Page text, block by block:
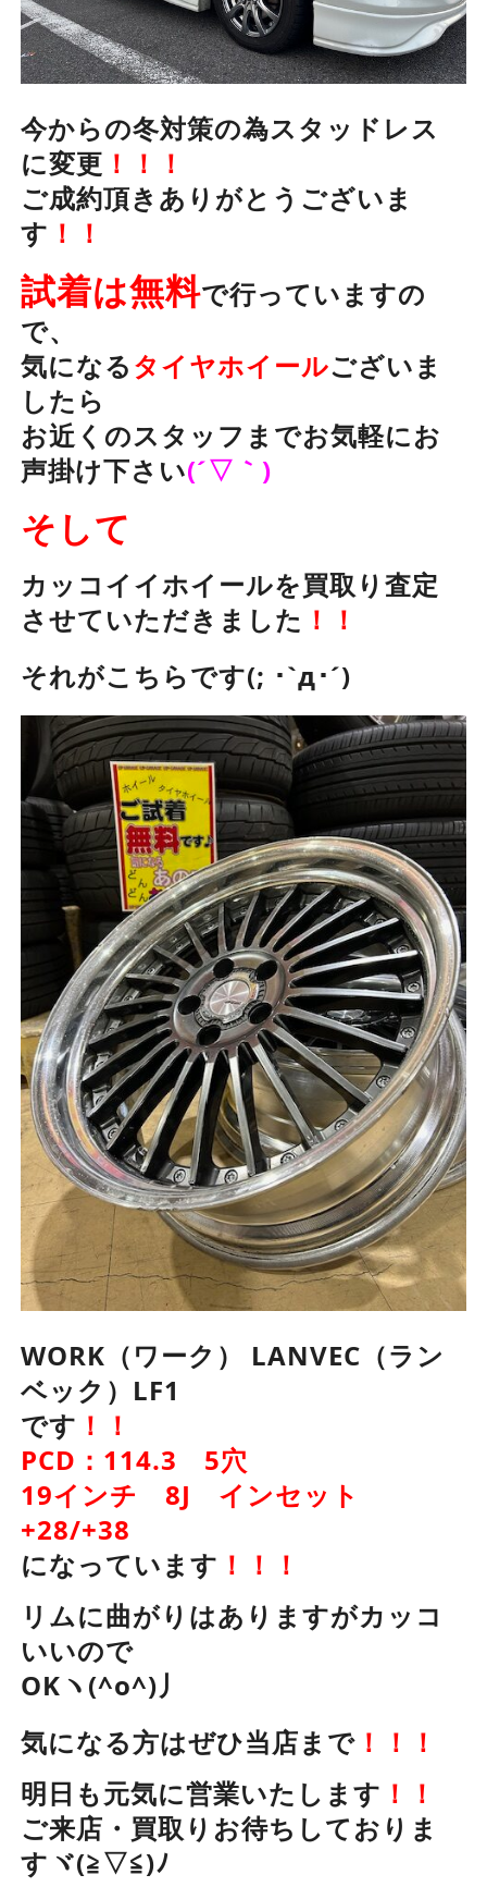
今からの冬対策の為スタッドレス
に変更 ！！！
ご成約頂きありがとうございま
す ！！
試着は無料で行っていますの
で、
気になるタイヤホイールございま
したら
お近くのスタッフまでお気軽にお
声掛け下さい(´▽｀)
そして
カッコイイホイールを買取り査定
させていただきました ！！
それがこちらです(; ･`д･´)
WORK（ワーク） LANVEC（ラン
ベック）LF1
です ！！
PCD：114.3 5穴
19インチ 8J インセット
+28/+38
になっています ！！！
リムに曲がりはありますがカッコ
いいので
OKヽ(^o^)丿
気になる方はぜひ当店まで！！！
明日も元気に営業いたします ！！
ご来店・買取りお待ちしておりま
すヾ(≧▽≦)ﾉ